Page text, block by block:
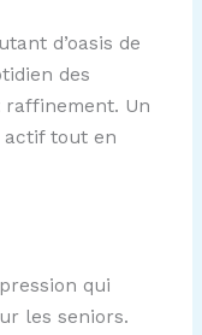
d’oasis de
des
raffinement. Un
actif tout en
qui
les seniors.